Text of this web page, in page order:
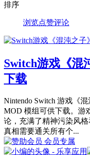
排序
浏览点赞评论
Switch游戏《混
下载
Nintendo Switch 游戏《
MOD 模组可供下载。游
论，充满了精神污染风
真相需要通关所有个...
会员专属